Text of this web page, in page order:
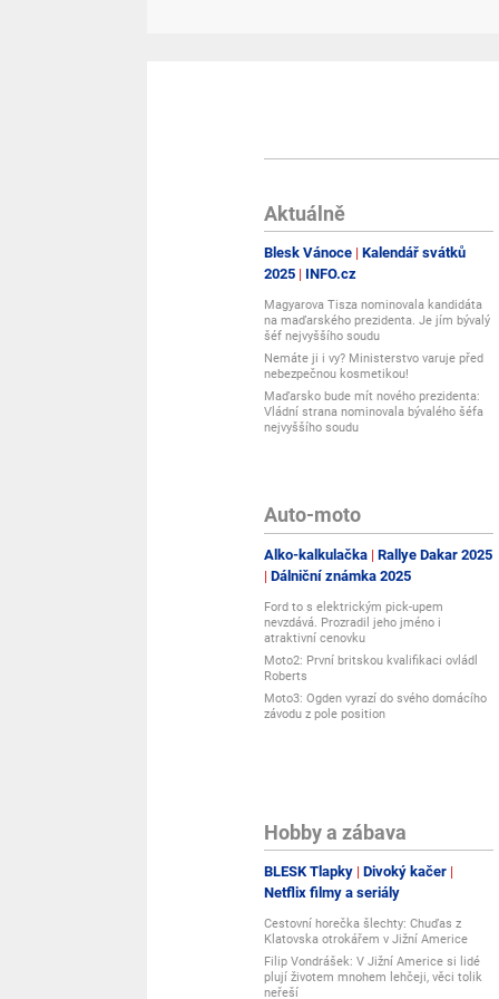
Aktuálně
Blesk Vánoce Kalendář svátků
2025
INFO.cz
Magyarova Tisza nominovala kandidáta
na maďarského prezidenta. Je jím bývalý
šéf nejvyššího soudu
Nemáte ji i vy? Ministerstvo varuje před
nebezpečnou kosmetikou!
Maďarsko bude mít nového prezidenta:
Vládní strana nominovala bývalého šéfa
nejvyššího soudu
Auto-moto
Alko-kalkulačka Rallye Dakar 2025
Dálniční známka 2025
Ford to s elektrickým pick-upem
nevzdává. Prozradil jeho jméno i
atraktivní cenovku
Moto2: První britskou kvalifikaci ovládl
Roberts
Moto3: Ogden vyrazí do svého domácího
závodu z pole position
Hobby a zábava
BLESK Tlapky Divoký kačer
Netflix filmy a seriály
Cestovní horečka šlechty: Chuďas z
Klatovska otrokářem v Jižní Americe
Filip Vondrášek: V Jižní Americe si lidé
plují životem mnohem lehčeji, věci tolik
neřeší